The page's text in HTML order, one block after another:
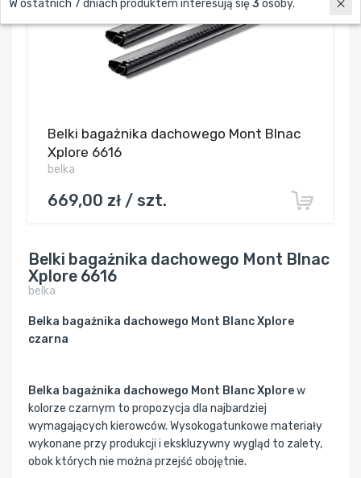
Belki bagażnika dachowego Mont Blnac
Xplore 6616
belka
669,00 zł / szt.
Belki bagażnika dachowego Mont Blnac
Xplore 6616
belka
Belka bagażnika dachowego Mont Blanc Xplore
czarna
Belka bagażnika dachowego Mont Blanc Xplorew
kolorze czarnym to propozycja dla najbardziej
wymagających kierowców. Wysokogatunkowe materiały
wykonane przy produkcji i ekskluzywny wygląd to zalety,
obok których nie można przejść obojętnie.
W ostatnich 7 dniach produktem interesują się3 osoby.